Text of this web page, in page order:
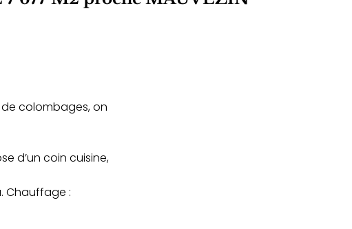
colombages, on
d’un coin cuisine,
Chauffage :